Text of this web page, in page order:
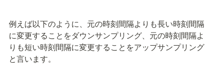
例えば以下のように、元の時刻間隔よりも長い時刻間隔
に変更することをダウンサンプリング、元の時刻間隔よ
りも短い時刻間隔に変更することをアップサンプリング
と言います。